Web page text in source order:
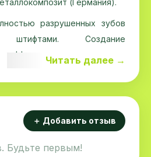
разрушенных зубов
штифтами. Создание
эффекта- сглаживание
с помощью бюгельных
по обмену опытом: США,
Аравия, Россия (Москва).
Читать далее →
＋ Добавить отзыв
Будьте первым!